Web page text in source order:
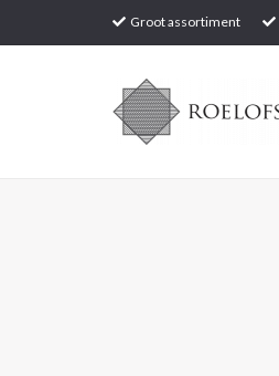
Groot assortiment